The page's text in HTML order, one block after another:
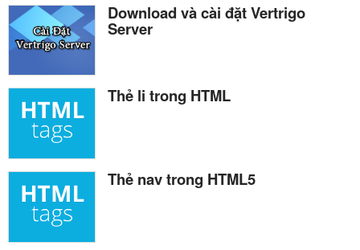
Download và cài đặt Vertrigo
Server
Thẻ li trong HTML
Thẻ nav trong HTML5